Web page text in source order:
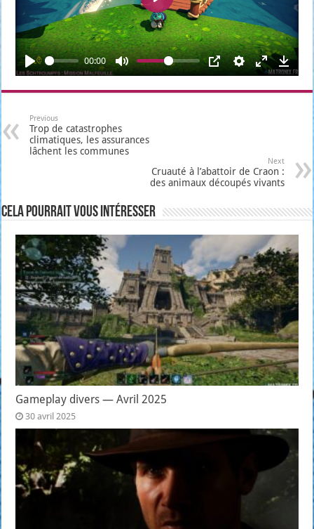
00:00
L
e
c
t
u
Previous
Trop de catastrophes
climatiques, les assurances
lâchent les communes
Next
Cruauté à l’abattoir de Craon :
des animaux découpés vivants
Cela pourrait vous intéresser
Gameplay divers — Avril 2025
30 avril 2025